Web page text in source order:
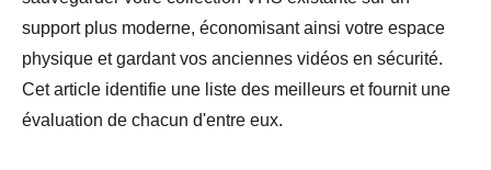
support plus moderne, économisant ainsi votre espace
physique et gardant vos anciennes vidéos en sécurité.
Cet article identifie une liste des meilleurs et fournit une
évaluation de chacun d'entre eux.